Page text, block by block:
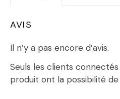
AVIS
Il n’y a pas encore d’avis.
Seuls les clients
produit ont la possibilité de